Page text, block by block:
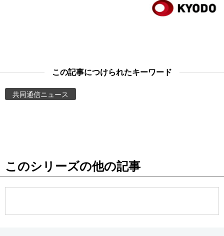
お知らせ
この記事につけられたキーワード
共同通信ニュース
このシリーズの他の記事